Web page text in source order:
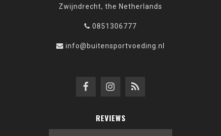
Zwijndrecht, the Netherlands
0851306777
info@buitensportvoeding.nl
REVIEWS